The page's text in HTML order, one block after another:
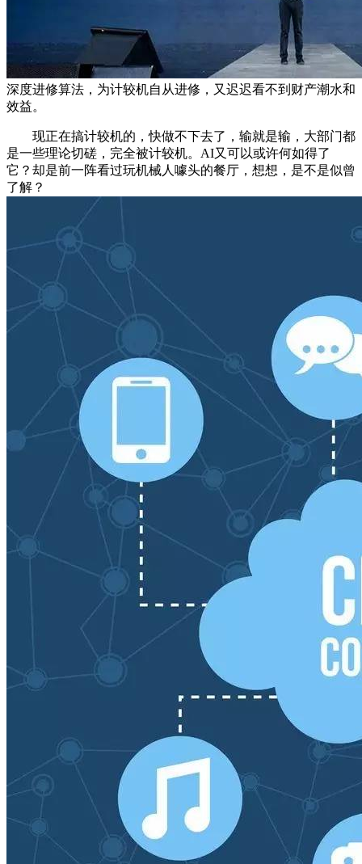
深度进修算法，为计较机自从进修，又迟迟看不到财产潮水和
效益。
现正在搞计较机的，快做不下去了，输就是输，大部门都
是一些理论切磋，完全被计较机。AI又可以或许何如得了
它？却是前一阵看过玩机械人噱头的餐厅，想想，是不是似曾
了解？